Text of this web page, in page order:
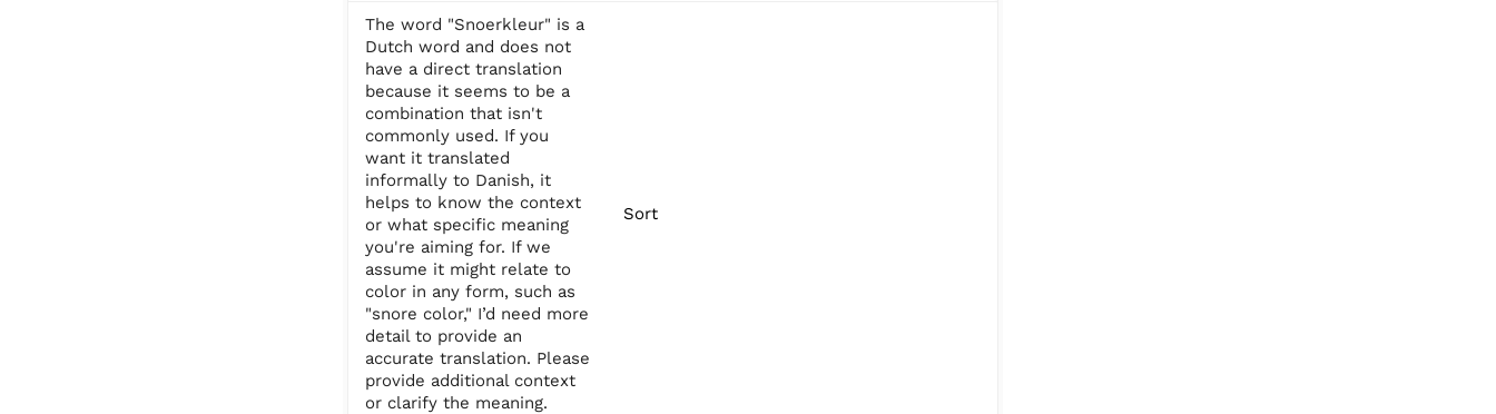
The word "Snoerkleur" is a
Dutch word and does not
have a direct translation
because it seems to be a
combination that isn't
commonly used. If you
want it translated
informally to Danish, it
helps to know the context
or what specific meaning
you're aiming for. If we
assume it might relate to
color in any form, such as
"snore color," I’d need more
detail to provide an
accurate translation. Please
provide additional context
or clarify the meaning.
Sort